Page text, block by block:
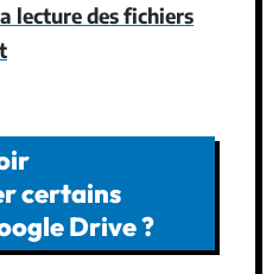
lecture des fichiers
certains
Drive ?